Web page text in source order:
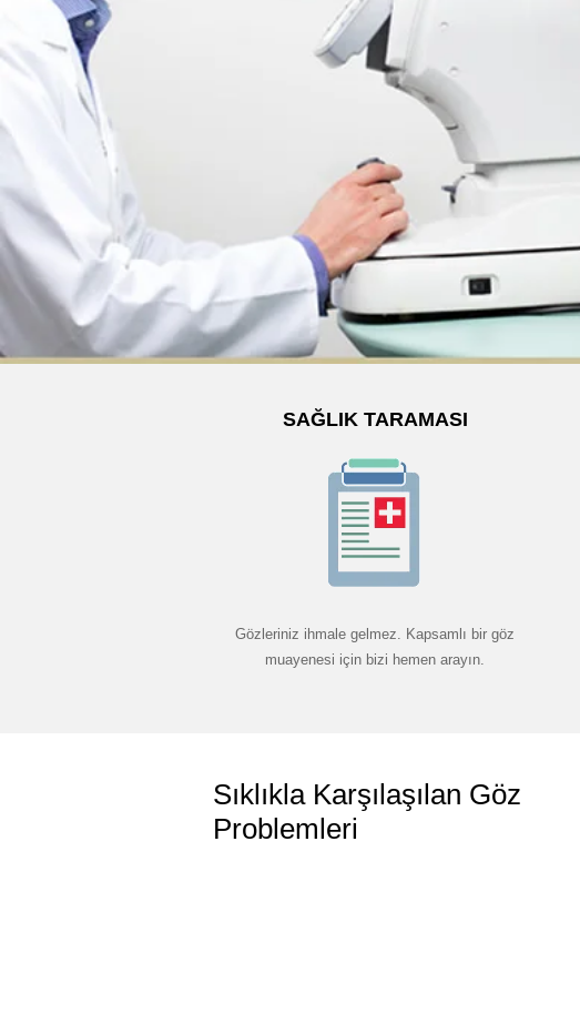
SAĞLIK TARAMASI
Gözleriniz ihmale gelmez. Kapsamlı bir göz
muayenesi için bizi hemen arayın.
Sıklıkla Karşılaşılan Göz
Problemleri